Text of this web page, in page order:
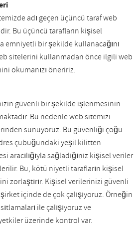
adı geçen üçüncü taraf web
Bu üçüncü tarafların kişisel
emniyetli bir şekilde kullanacağını
sitelerini kullanmadan önce ilgili web
okumanızı öneririz.
güvenli bir şekilde işlenmesinin
Bu nedenle web sitemizi
sunuyoruz. Bu güvenliği çoğu
çubuğundaki yeşil kilitten
aracılığıyla sağladığınız kişisel veriler
Bu, kötü niyetli tarafların kişisel
zorlaştırır. Kişisel verilerinizi güvenli
içinde de çok çalışıyoruz. Örneğin
ile çalışıyoruz ve
üzerinde kontrol var.